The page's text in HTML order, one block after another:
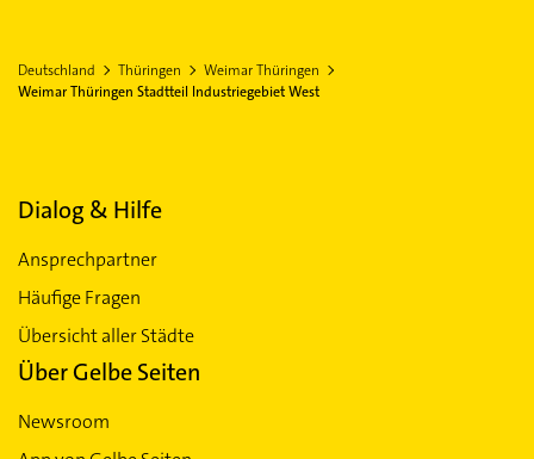
Deutschland Thüringen
Weimar Thüringen
Weimar Thüringen Stadtteil Industriegebiet West
Dialog & Hilfe
Ansprechpartner
Häufige Fragen
Übersicht aller Städte
Über Gelbe Seiten
Newsroom